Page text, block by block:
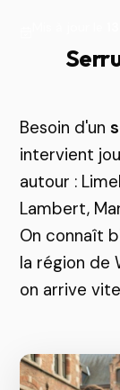
Besoin d'un
intervient
autour :
Lambert,
On connaît
la région de
on arrive